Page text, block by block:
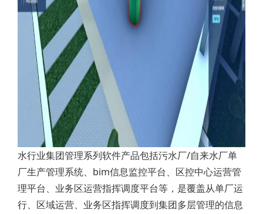
水行业集团管理系列软件产品包括污水厂/自来水厂单
厂生产管理系统、bim信息监控平台、区控中心运营管
理平台、业务区运营指挥调度平台等，是覆盖从单厂运
行、区域运营、业务区指挥调度到集团多层管理的信息